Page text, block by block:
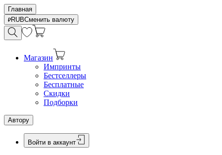
Главная
RUBСменить валюту
Магазин
Импринты
Бестселлеры
Бесплатные
Скидки
Подборки
Автору
Войти в аккаунт